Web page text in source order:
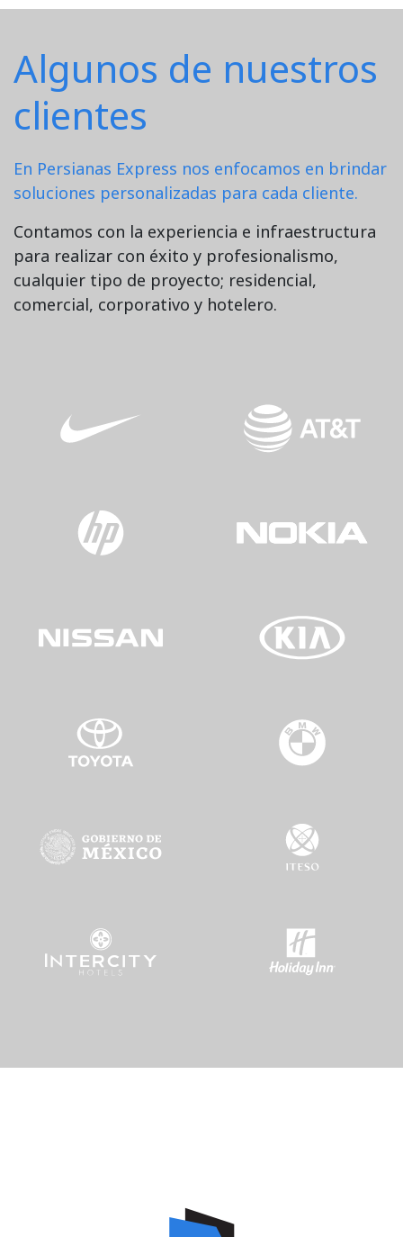
Algunos de nuestros
clientes
En Persianas Express nos enfocamos en brindar
soluciones personalizadas para cada cliente.
Contamos con la experiencia e infraestructura
para realizar con éxito y profesionalismo,
cualquier tipo de proyecto; residencial,
comercial, corporativo y hotelero.